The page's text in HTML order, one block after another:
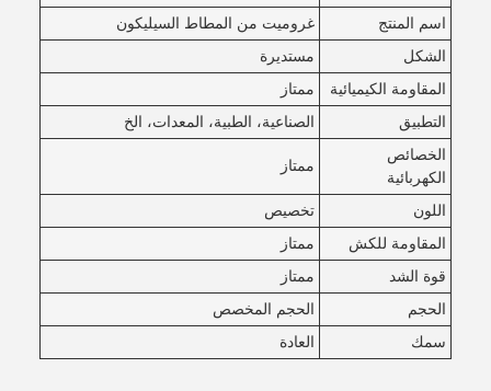
اسم المنتج
غروميت من المطاط السيليكون
الشكل
مستديرة
المقاومة الكيميائية
ممتاز
التطبيق
الصناعية، الطبية، المعدات، الخ
الخصائص
الكهربائية
ممتاز
اللون
تخصيص
المقاومة للكش
ممتاز
قوة الشد
ممتاز
الحجم
الحجم المخصص
سمك
العادة